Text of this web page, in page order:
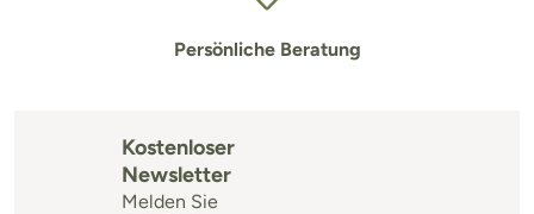
Persönliche Beratung
Kostenloser
Newsletter
Melden Sie